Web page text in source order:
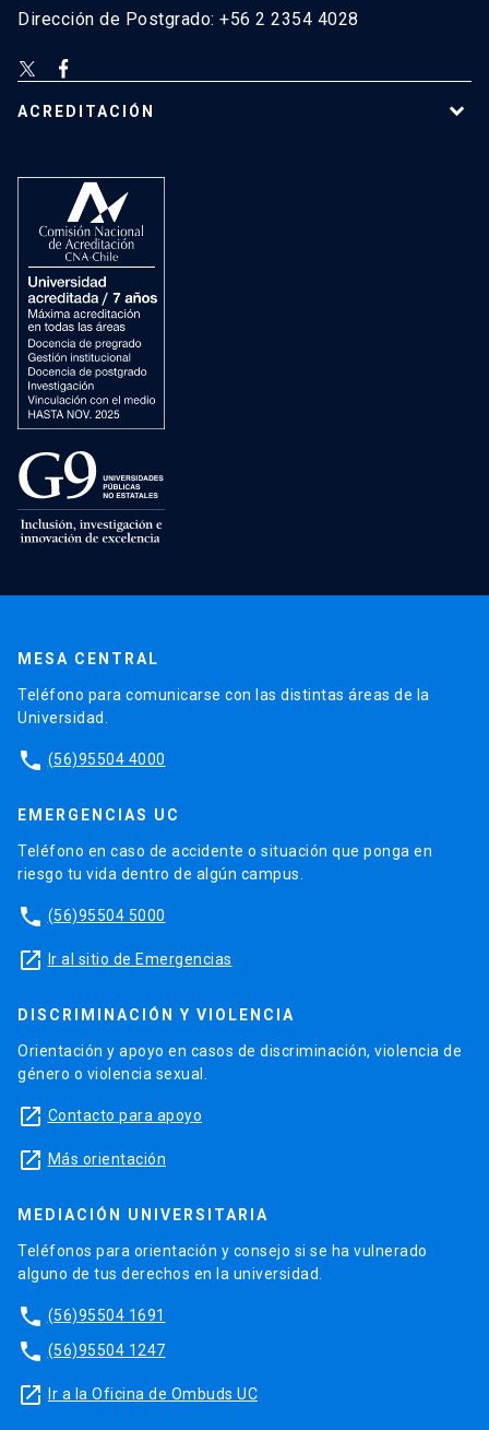
Dirección de Postgrado: +56 2 2354 4028
ACREDITACIÓN
MESA CENTRAL
Teléfono para comunicarse con las distintas áreas de la
Universidad.
phone (56)95504 4000
EMERGENCIAS UC
Teléfono en caso de accidente o situación que ponga en
riesgo tu vida dentro de algún campus.
phone (56)95504 5000
launch Ir al sitio de Emergencias
DISCRIMINACIÓN Y VIOLENCIA
Orientación y apoyo en casos de discriminación, violencia de
género o violencia sexual.
launch Contacto para apoyo
launch Más orientación
MEDIACIÓN UNIVERSITARIA
Teléfonos para orientación y consejo si se ha vulnerado
alguno de tus derechos en la universidad.
phone (56)95504 1691
phone (56)95504 1247
launch Ir a la Oficina de Ombuds UC